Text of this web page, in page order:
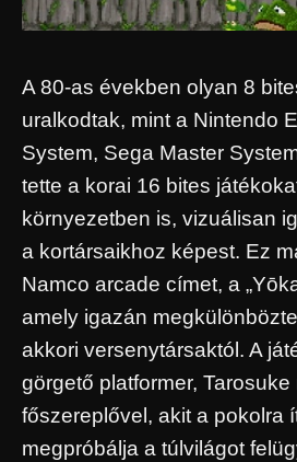
A 80-as években olyan 8
uralkodtak, mint a Nintendo
System, Sega Master
tette a korai 16 bites
környezetben is, vizuálisan
a kortársaikhoz képest. Ez
Namco arcade címet, a
amely igazán
akkori versenytársaktól. A
görgető platformer, Tarosuke
főszereplővel, akit a pokolra
megpróbálja a túlvilágot